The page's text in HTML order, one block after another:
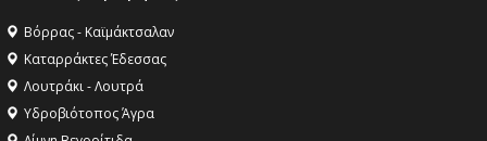
Βόρρας - Καϊμάκτσαλαν
Καταρράκτες Έδεσσας
Λουτράκι - Λουτρά
Υδροβιότοπος Άγρα